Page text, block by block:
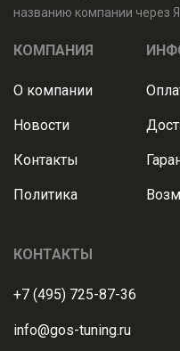
названию компании через
КОМПАНИЯ
О компании
Новости
Контакты
Политика
КОНТАКТЫ
+7 (495) 725-87-36
info@gos-tuning.ru